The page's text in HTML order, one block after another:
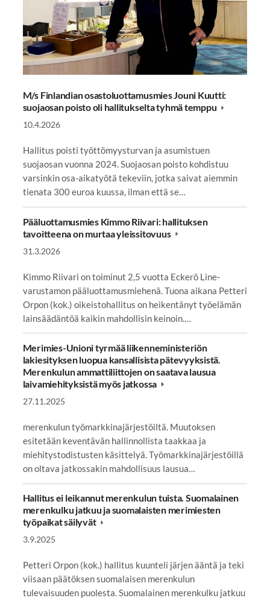
M/s Finlandian osastoluottamusmies Jouni Kuutti:
suojaosan poisto oli hallitukselta tyhmä temppu
10.4.2026
Hallitus poisti työttömyysturvan ja asumistuen
suojaosan vuonna 2024. Suojaosan poisto kohdistuu
varsinkin osa-aikatyötä tekeviin, jotka saivat aiemmin
tienata 300 euroa kuussa, ilman että se…
Pääluottamusmies Kimmo Riivari: hallituksen
tavoitteena on murtaa yleissitovuus
31.3.2026
Kimmo Riivari on toiminut 2,5 vuotta Eckerö Line-
varustamon pääluottamusmiehenä. Tuona aikana Petteri
Orpon (kok.) oikeistohallitus on heikentänyt työelämän
lainsäädäntöä kaikin mahdollisin keinoin.…
Merimies-Unioni tyrmää liikenneministeriön
lakiesityksen luopua kansallisista pätevyyksistä.
Merenkulun ammattiliittojen on saatava lausua
laivamiehityksistä myös jatkossa
27.11.2025
merenkulun työmarkkinajärjestöiltä. Muutoksen
esitetään keventävän hallinnollista taakkaa ja
miehitystodistusten käsittelyä. Työmarkkinajärjestöillä
on oltava jatkossakin mahdollisuus lausua…
Hallitus ei leikannut merenkulun tuista. Suomalainen
merenkulku jatkuu ja suomalaisten merimiesten
työpaikat säilyvät
3.9.2025
Petteri Orpon (kok.) hallitus kuunteli järjen ääntä ja teki
viisaan päätöksen suomalaisen merenkulun
tulevaisuuden puolesta. Suomalainen merenkulku jatkuu